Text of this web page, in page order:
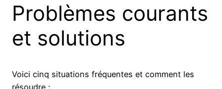
Problèmes courants
et solutions
Voici cinq situations fréquentes et comment les
résoudre :